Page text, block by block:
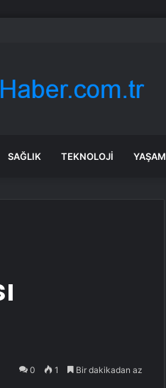
kokulu suda yüzmeyin
SAĞLIK TEKNOLOJI YAŞAM
0 1 Bir dakikadan az